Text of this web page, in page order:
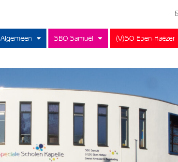
Algemeen SBO Samuël (V)SO Eben-Haëzer